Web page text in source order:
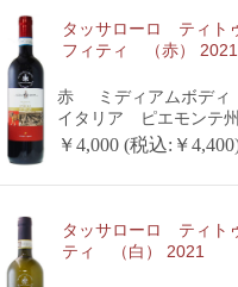
タッサローロ ティ
フィティ （赤） 2021
赤
ミディアムボディ
イタリア ピエモンテ州
￥4,000 (税込:￥
タッサローロ ティト
ティ （白） 2021